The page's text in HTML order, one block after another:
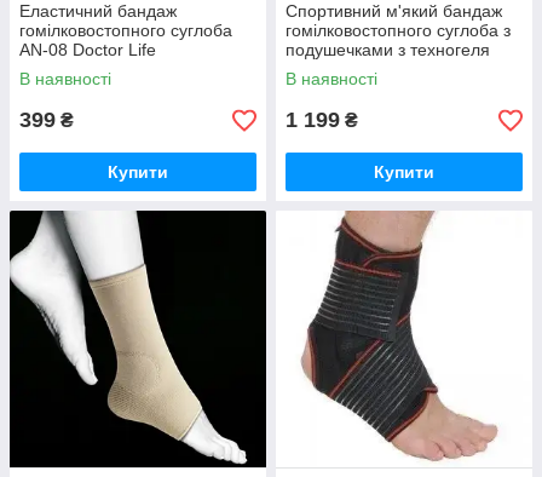
Еластичний бандаж
гомілковостопного суглоба
AN-08 Doctor Life
В наявності
399 ₴
Купити
Спортивний м'який бандаж
гомілковостопного суглоба з
подушечками з техногеля
Orliman OS6240
В наявності
1 199 ₴
Купити